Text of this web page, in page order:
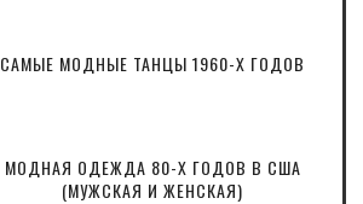
САМЫЕ МОДНЫЕ ТАНЦЫ 1960-Х ГОДОВ
МОДНАЯ ОДЕЖДА 80-Х ГОДОВ В США
(МУЖСКАЯ И ЖЕНСКАЯ)